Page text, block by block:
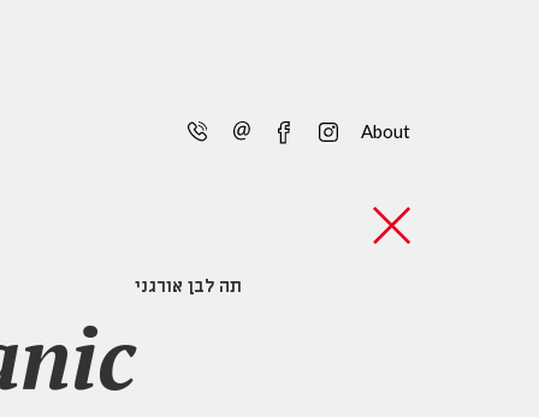
telephone
email facebookinstagram
About
תה לבן אורגני